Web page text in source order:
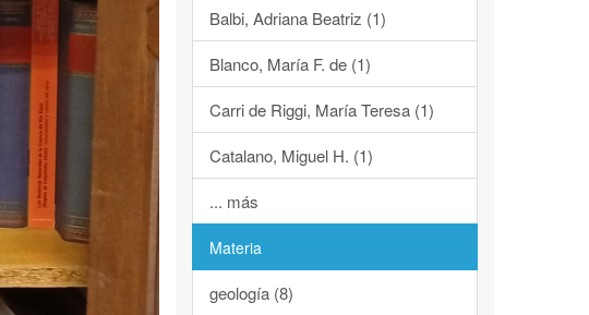
Balbi, Adriana Beatriz (1)
Blanco, María F. de (1)
Carri de Riggi, María Teresa (1)
Catalano, Miguel H. (1)
... más
Materia
geología (8)